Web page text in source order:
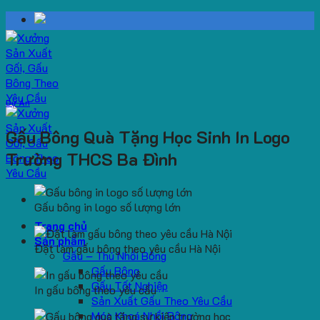
Skip
to
content
Trang chủ
Sản phẩm
Gấu – Thú Nhồi Bông
Gấu Bông
Gấu Tốt Nghiệp
Sản Xuất Gấu Theo Yêu Cầu
Móc Khoá Nhồi Bông
Dự Án
Gấu Bông Quà Tặng Học Sinh In Logo
Trường THCS Ba Đình
Gấu bông in logo số lượng lớn
Đặt làm gấu bông theo yêu cầu Hà Nội
In gấu bông theo yêu cầu